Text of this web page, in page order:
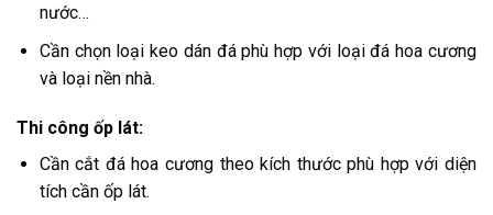
nước…
Cần chọn loại keo dán đá phù hợp với loại đá hoa cương
và loại nền nhà.
Thi công ốp lát:
Cần cắt đá hoa cương theo kích thước phù hợp với diện
tích cần ốp lát.